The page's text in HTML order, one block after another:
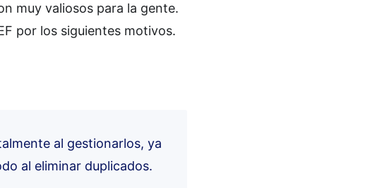
muy valiosos para la gente.
por los siguientes motivos.
al gestionarlos, ya
al eliminar duplicados.